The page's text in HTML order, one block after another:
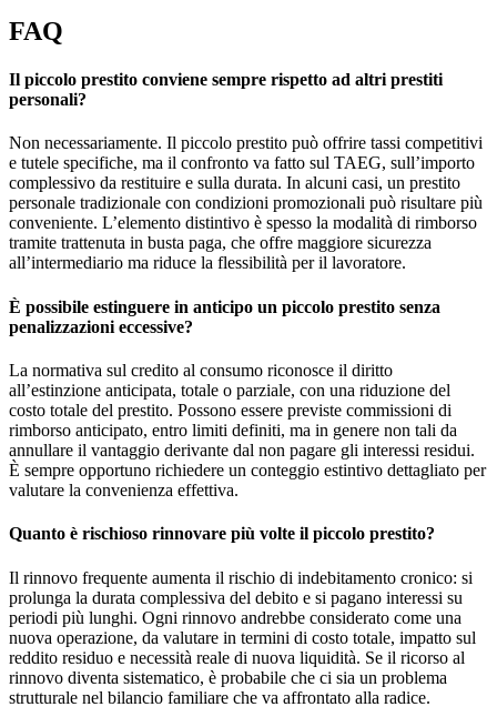
FAQ
Il piccolo prestito conviene sempre rispetto ad altri prestiti
personali?
Non necessariamente. Il piccolo prestito può offrire tassi competitivi
e tutele specifiche, ma il confronto va fatto sul TAEG, sull’importo
complessivo da restituire e sulla durata. In alcuni casi, un prestito
personale tradizionale con condizioni promozionali può risultare più
conveniente. L’elemento distintivo è spesso la modalità di rimborso
tramite trattenuta in busta paga, che offre maggiore sicurezza
all’intermediario ma riduce la flessibilità per il lavoratore.
È possibile estinguere in anticipo un piccolo prestito senza
penalizzazioni eccessive?
La normativa sul credito al consumo riconosce il diritto
all’estinzione anticipata, totale o parziale, con una riduzione del
costo totale del prestito. Possono essere previste commissioni di
rimborso anticipato, entro limiti definiti, ma in genere non tali da
annullare il vantaggio derivante dal non pagare gli interessi residui.
È sempre opportuno richiedere un conteggio estintivo dettagliato per
valutare la convenienza effettiva.
Quanto è rischioso rinnovare più volte il piccolo prestito?
Il rinnovo frequente aumenta il rischio di indebitamento cronico: si
prolunga la durata complessiva del debito e si pagano interessi su
periodi più lunghi. Ogni rinnovo andrebbe considerato come una
nuova operazione, da valutare in termini di costo totale, impatto sul
reddito residuo e necessità reale di nuova liquidità. Se il ricorso al
rinnovo diventa sistematico, è probabile che ci sia un problema
strutturale nel bilancio familiare che va affrontato alla radice.